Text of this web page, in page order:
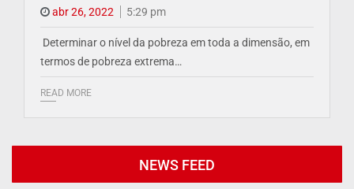
abr 26, 2022 5:29 pm
Determinar o nível da pobreza em toda a dimensão, em
termos de pobreza extrema…
READ MORE
NEWS FEED